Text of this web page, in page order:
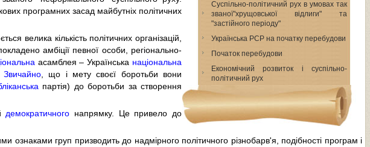
Суспільно-політичний рух в умовах так
званої"хрущовської відлиги" та
"застійного періоду"
Українська РСР на початку перебудови
Початок перебудови
Економічний розвиток і суспільно-
політичний рух
програмних засад майбутніх політичних
велика кількість політичних організацій,
амбіції певної особи, регіонально-
асамблея – Українська національна
Звичайно, що і мету своєї боротьби вони
партія) до боротьби за створення
демократичного напрямку. Це привело до
ознаками груп призводить до надмірного політичного різнобарв'я, подібності програм і